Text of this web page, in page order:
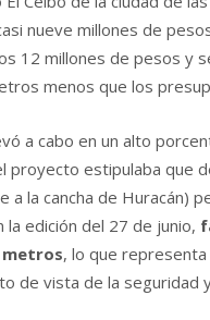
nueve millones de
12 millones de pesos y
menos que los
a cabo en un alto
proyecto estipulaba que
a la cancha de Huracán)
la edición del 27 de junio,
, lo que
de vista de la seguridad